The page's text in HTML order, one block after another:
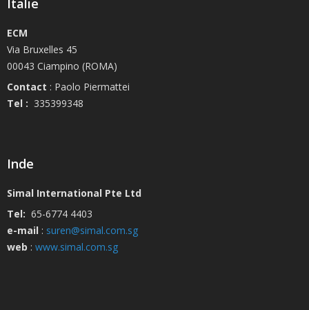
Italie
ECM
Via Bruxelles 45
00043 Ciampino (ROMA)
Contact : Paolo Piermattei
Tel : 335399348
Inde
Simal International Pte Ltd
Tel: 65-6774 4403
e-mail : suren@simal.com.sg
web : www.simal.com.sg